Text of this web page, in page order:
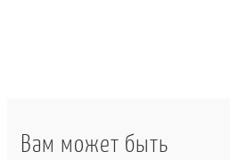
Вам может быть